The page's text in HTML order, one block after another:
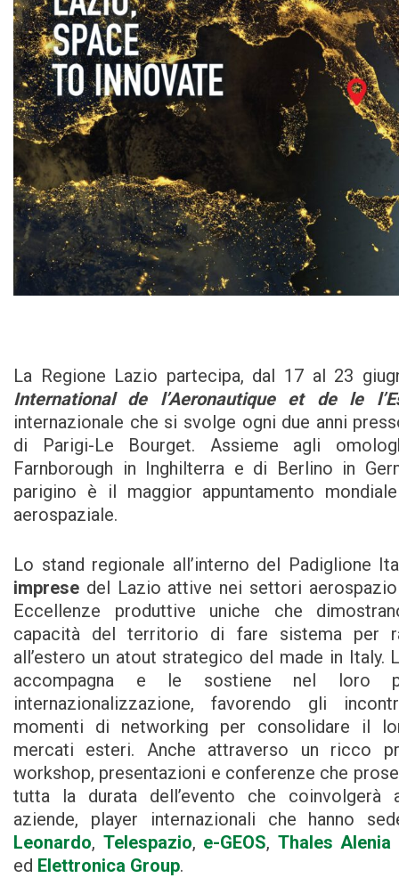
La Regione Lazio partecipa, dal 17 al 23
International de l’Aeronautique et de le
internazionale che si svolge ogni due anni
di Parigi-Le Bourget. Assieme agli
Farnborough in Inghilterra e di Berlino in
parigino è il maggior appuntamento
aerospaziale.
Lo stand regionale all’interno del Padiglione
imprese del Lazio attive nei settori
Eccellenze produttive uniche che
capacità del territorio di fare sistema per
all’estero un atout strategico del made in Italy.
accompagna e le sostiene nel loro
internazionalizzazione, favorendo gli
momenti di networking per consolidare il
mercati esteri. Anche attraverso un ricco
workshop, presentazioni e conferenze che
tutta la durata dell’evento che coinvolgerà
aziende, player internazionali che hanno
Leonardo, Telespazio, e-GEOS, Thales Alenia
ed Elettronica Group.